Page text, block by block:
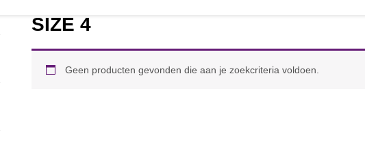
SIZE 4
Geen producten gevonden die aan je zoekcriteria voldoen.